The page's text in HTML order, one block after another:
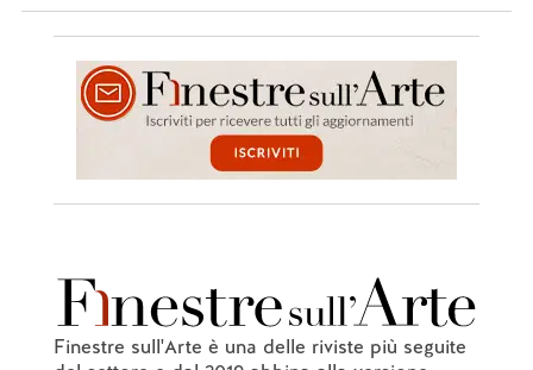
Finestre sull'Arte è una delle riviste più seguite